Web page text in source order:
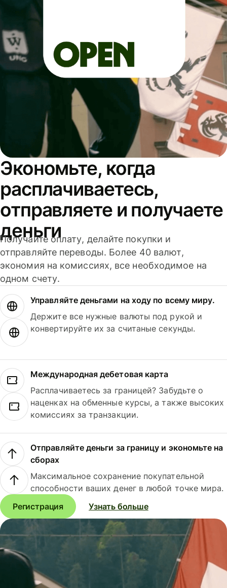
Экономьте, когда
расплачиваетесь,
отправляете и получаете
деньги
Получайте оплату, делайте покупки и
отправляйте переводы. Более 40 валют,
экономия на комиссиях, все необходимое на
одном счету.
Управляйте деньгами на ходу по всему миру.
Держите все нужные валюты под рукой и
конвертируйте их за считаные секунды.
Международная дебетовая карта
Расплачиваетесь за границей? Забудьте о
наценках на обменные курсы, а также высоких
комиссиях за транзакции.
Отправляйте деньги за границу и экономьте на
сборах
Максимальное сохранение покупательной
способности ваших денег в любой точке мира.
Регистрация
Узнать больше